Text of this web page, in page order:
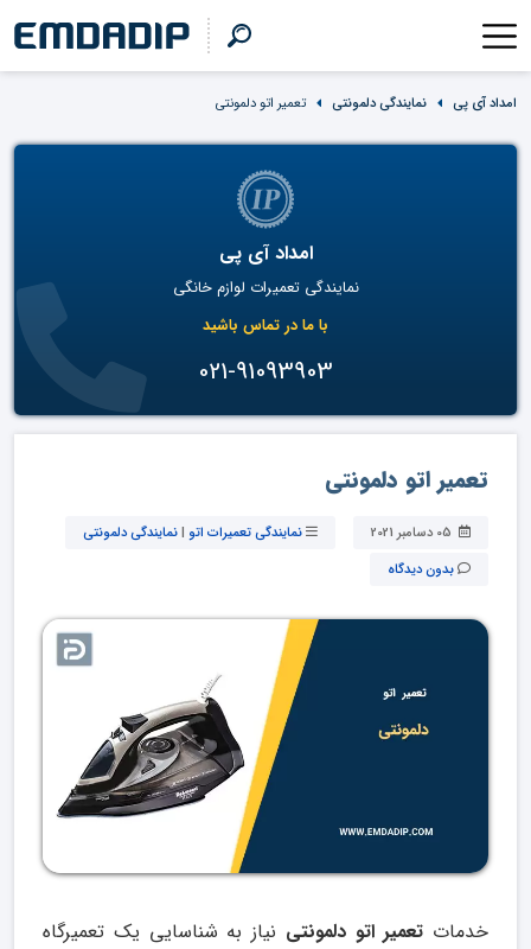
امداد آی پی نمایندگی دلمونتی تعمیر اتو دلمونتی
امداد آی پی
نمایندگی تعمیرات لوازم خانگی
با ما در تماس باشید
021-91093903
تعمیر اتو دلمونتی
نمایندگی تعمیرات اتو |نمایندگی دلمونتی
بدون دیدگاه
خدمات تعمیر اتو دلمونتی نیاز به شناسایی یک تعمیرگاه